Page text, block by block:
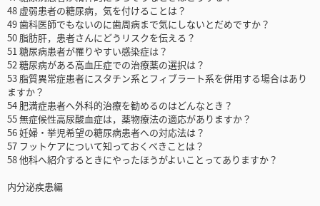
48 虚弱患者の糖尿病，気を付けることは？
49 歯科医師でもないのに歯周病まで気にしないとだめですか？
50 脂肪肝，患者さんにどうリスクを伝える？
51 糖尿病患者が罹りやすい感染症は？
52 糖尿病がある高血圧症での治療薬の選択は？
53 脂質異常症患者にスタチン系とフィブラート系を併用する場合はあり
ますか？
54 肥満症患者へ外科的治療を勧めるのはどんなとき？
55 無症候性高尿酸血症は，薬物療法の適応がありますか？
56 妊婦・挙児希望の糖尿病患者への対応法は？
57 フットケアについて知っておくべきことは？
58 他科へ紹介するときにやったほうがよいことってありますか？
内分泌疾患編